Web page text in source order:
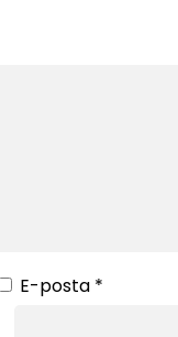
E-posta *